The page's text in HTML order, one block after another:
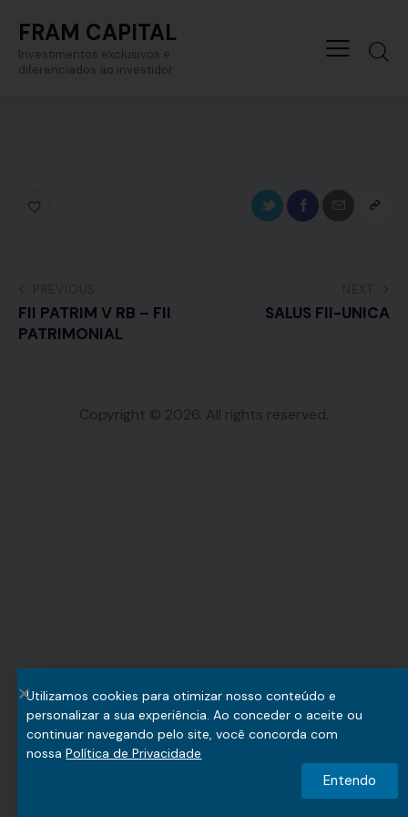
FRAM CAPITAL
Investimentos exclusivos e
diferenciados ao investidor
FII PATRIM V RB – FII
PATRIMONIAL
SALUS FII-UNICA
Copyright © 2026. All rights reserved.
Utilizamos cookies para otimizar nosso conteúdo e
personalizar a sua experiência. Ao conceder o aceite ou
continuar navegando pelo site, você concorda com
nossaPolítica de Privacidade
Entendo